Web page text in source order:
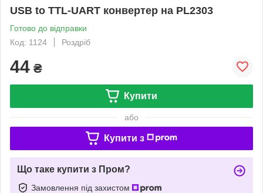
USB to TTL-UART конвертер на PL2303
Готово до відправки
Код: 1124
Роздріб
44 ₴
Купити
або
Купити з
Що таке купити з Пром?
Замовлення під захистом